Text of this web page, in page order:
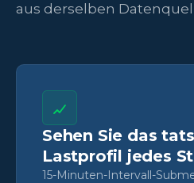
aus derselben
Sehen Sie das
Lastprofil jedes
15-Minuten-Intervall-